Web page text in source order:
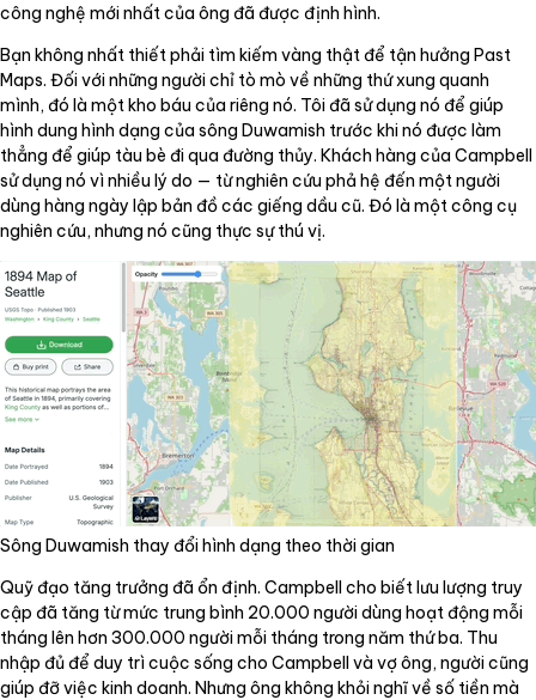
công nghệ mới nhất của ông đã được định hình.
Bạn không nhất thiết phải tìm kiếm vàng thật để tận hưởng Past
Maps. Đối với những người chỉ tò mò về những thứ xung quanh
mình, đó là một kho báu của riêng nó. Tôi đã sử dụng nó để giúp
hình dung hình dạng của sông Duwamish trước khi nó được làm
thẳng để giúp tàu bè đi qua đường thủy. Khách hàng của Campbell
sử dụng nó vì nhiều lý do — từ nghiên cứu phả hệ đến một người
dùng hàng ngày lập bản đồ các giếng dầu cũ. Đó là một công cụ
nghiên cứu, nhưng nó cũng thực sự thú vị.
Sông Duwamish thay đổi hình dạng theo thời gian
Quỹ đạo tăng trưởng đã ổn định. Campbell cho biết lưu lượng truy
cập đã tăng từ mức trung bình 20.000 người dùng hoạt động mỗi
tháng lên hơn 300.000 người mỗi tháng trong năm thứ ba. Thu
nhập đủ để duy trì cuộc sống cho Campbell và vợ ông, người cũng
giúp đỡ việc kinh doanh. Nhưng ông không khỏi nghĩ về số tiền mà